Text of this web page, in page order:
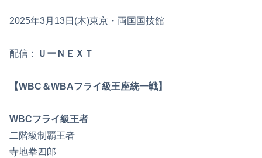
2025年3月13日(木)東京・両国国技館
配信： ＵーＮＥＸＴ
【WBC＆WBAフライ級王座統一戦】
WBCフライ級王者
二階級制覇王者
寺地拳四郎